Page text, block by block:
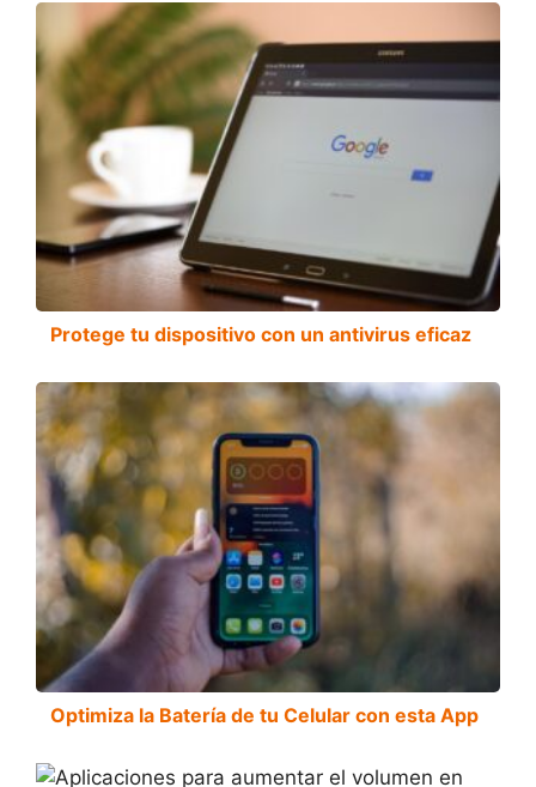
Protege tu dispositivo con un antivirus eficaz
Optimiza la Batería de tu Celular con esta App